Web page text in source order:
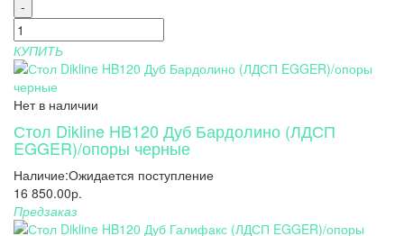
-
КУПИТЬ
Нет в наличии
Стол Dikline HB120 Дуб Бардолино (ЛДСП
EGGER)/опоры черные
Наличие:Ожидается поступление
16 850.00р.
Предзаказ